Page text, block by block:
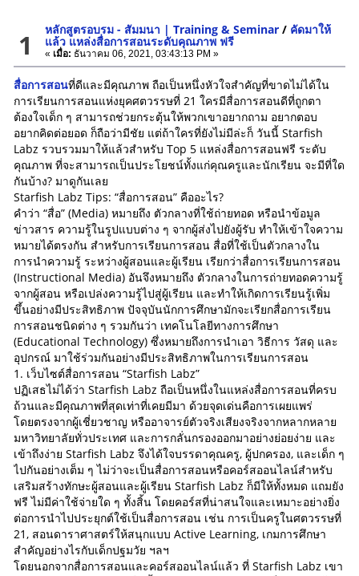
1 หลักสูตรอบรม - สัมมนา | Training & Seminar / คัดมาให้
แล้ว แหล่งสื่อการสอนระดับคุณภาพ ฟรี
« เมื่อ: ธันวาคม 06, 2021, 03:43:13 PM »
สื่อการสอนที่ดีและมีคุณภาพ ถือเป็นหนึ่งหัวใจสำคัญที่ขาดไม่ได้ใน
การเรียนการสอนแห่งยุคศตวรรษที่ 21 ใครมีสื่อการสอนดีที่ถูกตา
ต้องใจเด็ก ๆ สามารถช่วยกระตุ้นให้พวกเขาอยากถาม อยากตอบ
อยากคิดต่อยอด ก็ถือว่ามีชัย แต่ถ้าใครที่ยังไม่มีล่ะก็ วันนี้ Starfish
Labz รวบรวมมาให้แล้วสำหรับ Top 5 แหล่งสื่อการสอนฟรี ระดับ
คุณภาพ ที่จะสามารถเป็นประโยชน์ทั้งแก่คุณครูและนักเรียน จะมีที่ใด
กันบ้าง? มาดูกันเลย
Starfish Labz Tips: “สื่อการสอน” คืออะไร?
คำว่า “สื่อ” (Media) หมายถึง ตัวกลางที่ใช้ถ่ายทอด หรือนำข้อมูล
ข่าวสาร ความรู้ในรูปแบบต่าง ๆ จากผู้ส่งไปยังผู้รับ ทำให้เข้าใจความ
หมายได้ตรงกัน สำหรับการเรียนการสอน สื่อที่ใช้เป็นตัวกลางใน
การนำความรู้ ระหว่างผู้สอนและผู้เรียน เรียกว่าสื่อการเรียนการสอน
(Instructional Media) อันจึงหมายถึง ตัวกลางในการถ่ายทอดความรู้
จากผู้สอน หรือเปล่งความรู้ไปสู่ผู้เรียน และทำให้เกิดการเรียนรู้เพิ่ม
ขึ้นอย่างมีประสิทธิภาพ ปัจจุบันนักการศึกษามักจะเรียกสื่อการเรียน
การสอนชนิดต่าง ๆ รวมกันว่า เทคโนโลยีทางการศึกษา
(Educational Technology) ซึ่งหมายถึงการนำเอา วิธีการ วัสดุ และ
อุปกรณ์ มาใช้ร่วมกันอย่างมีประสิทธิภาพในการเรียนการสอน
1. เว็บไซต์สื่อการสอน “Starfish Labz”
ปฏิเสธไม่ได้ว่า Starfish Labz ถือเป็นหนึ่งในแหล่งสื่อการสอนที่ครบ
ถ้วนและมีคุณภาพที่สุดเท่าที่เคยมีมา ด้วยจุดเด่นคือการเผยแพร่
โดยตรงจากผู้เชี่ยวชาญ หรืออาจารย์ตัวจริงเสียงจริงจากหลากหลาย
มหาวิทยาลัยทั่วประเทศ และการกลั่นกรองออกมาอย่างย่อยง่าย และ
เข้าถึงง่าย Starfish Labz จึงได้ใจบรรดาคุณครู, ผู้ปกครอง, และเด็ก ๆ
ไปกันอย่างเต็ม ๆ ไม่ว่าจะเป็นสื่อการสอนหรือคอร์สออนไลน์สำหรับ
เสริมสร้างทักษะผู้สอนและผู้เรียน Starfish Labz ก็มีให้ทั้งหมด แถมยัง
ฟรี ไม่มีค่าใช้จ่ายใด ๆ ทั้งสิ้น โดยคอร์สที่น่าสนใจและเหมาะอย่างยิ่ง
ต่อการนำไปประยุกต์ใช้เป็นสื่อการสอน เช่น การเป็นครูในศตวรรษที่
21, สอนดาราศาสตร์ให้สนุกแบบ Active Learning, เกมการศึกษา
สำคัญอย่างไรกับเด็กปฐมวัย ฯลฯ
โดยนอกจากสื่อการสอนและคอร์สออนไลน์แล้ว ที่ Starfish Labz เขา